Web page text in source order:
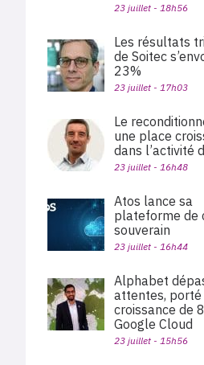
23 juillet - 18h56
Les résultats
de Soitec
23%
23 juillet - 17h03
Le
une place
dans l’activité
23 juillet - 16h48
Atos lance sa
plateforme de
souverain
23 juillet - 16h44
Alphabet
attentes,
croissance de
Google Cloud
23 juillet - 15h56